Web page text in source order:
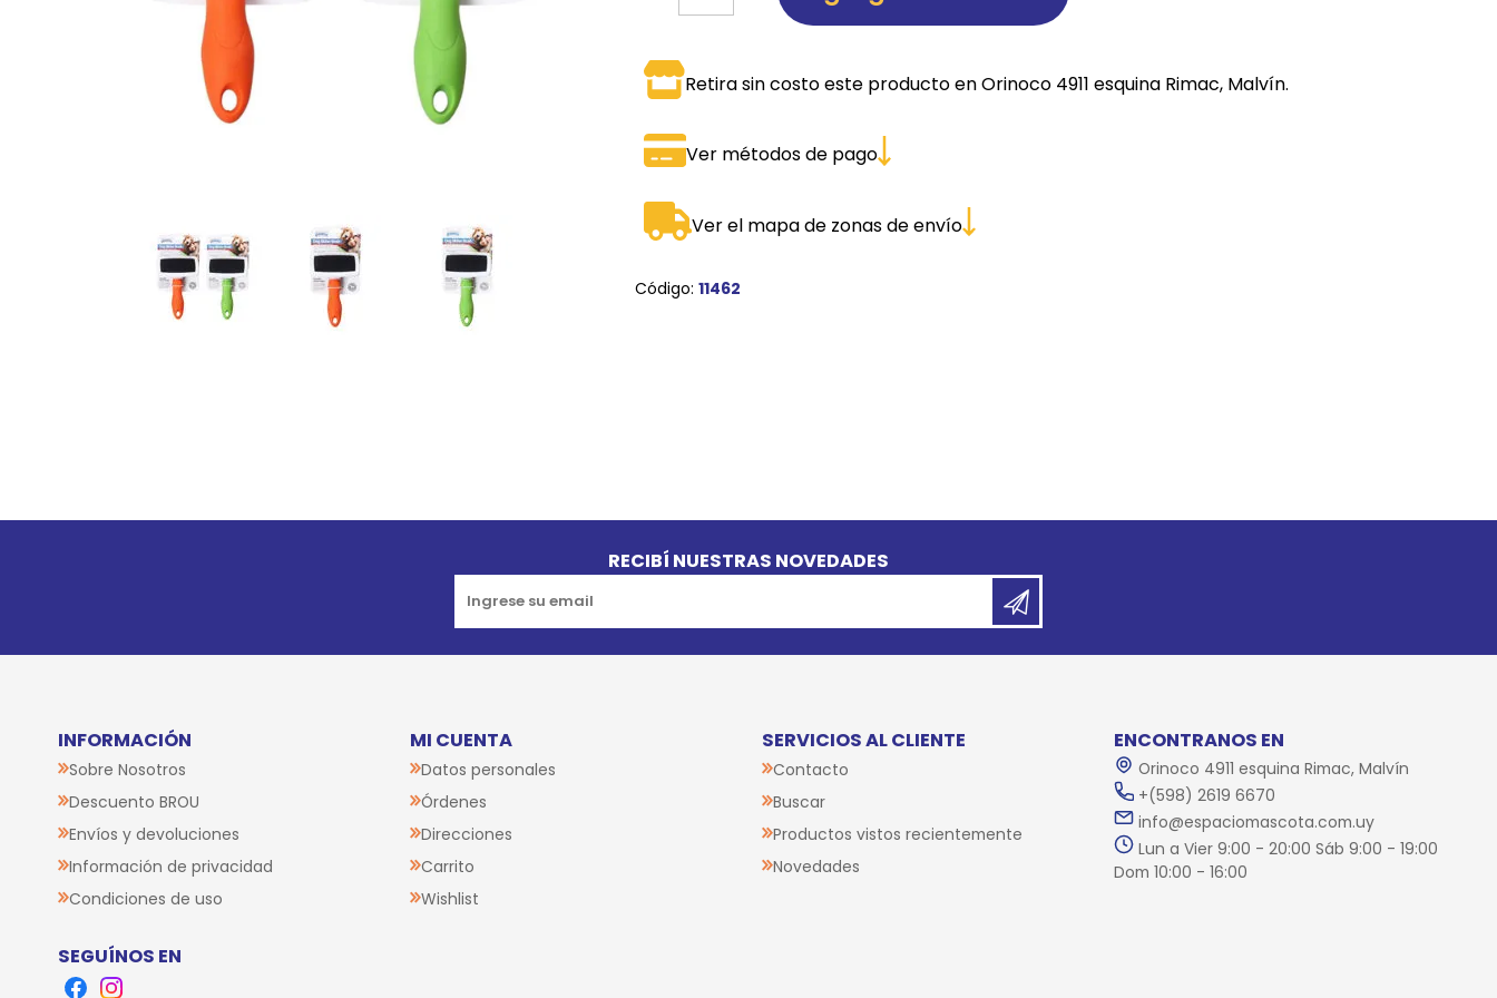
COMEDEROS Y BEBEDEROS
TRANSPORTADORAS
CAMAS THREE DOGS
Retira sin costo este producto en Orinoco 4911 esquina Rimac, Malvín.
Ver métodos de pago
Ver el mapa de zonas de envío
Código: 11462
RECIBÍ NUESTRAS NOVEDADES
INFORMACIÓN
Sobre Nosotros
Descuento BROU
Envíos y devoluciones
Información de privacidad
Condiciones de uso
MI CUENTA
Datos personales
Órdenes
Direcciones
Carrito
Wishlist
SERVICIOS AL CLIENTE
Contacto
Buscar
Productos vistos recientemente
Novedades
ENCONTRANOS EN
Orinoco 4911 esquina Rimac, Malvín
+(598) 2619 6670
info@espaciomascota.com.uy
Lun a Vier 9:00 - 20:00 Sáb 9:00 - 19:00
Dom 10:00 - 16:00
SEGUÍNOS EN